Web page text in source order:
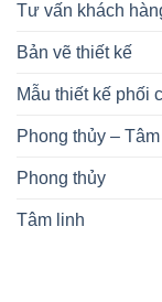
Tư vấn khách
Bản vẽ thiết kế
Mẫu thiết kế phối
Phong thủy –
Phong thủy
Tâm linh